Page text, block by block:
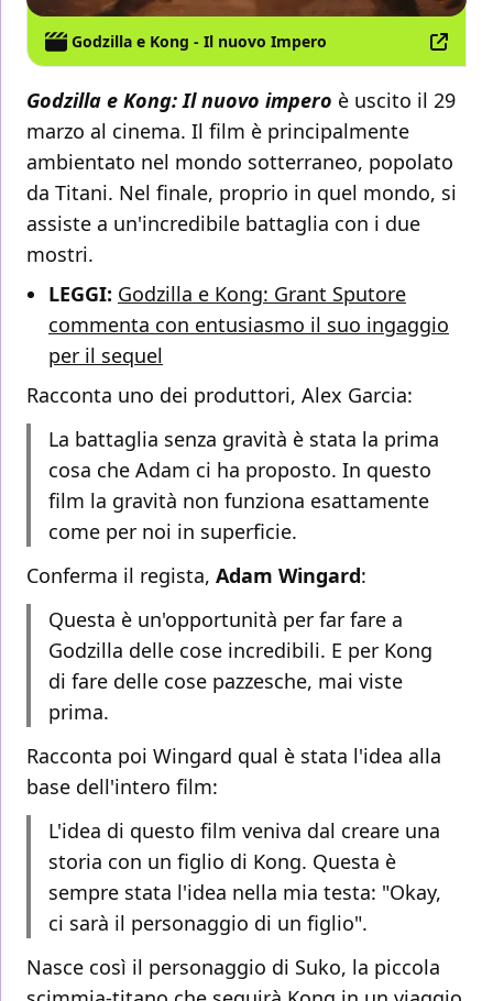
Godzilla e Kong - Il nuovo Impero
Godzilla e Kong: Il nuovo impero è uscito il 29
marzo al cinema. Il film è principalmente
ambientato nel mondo sotterraneo, popolato
da Titani. Nel finale, proprio in quel mondo, si
assiste a un'incredibile battaglia con i due
mostri.
LEGGI: Godzilla e Kong: Grant Sputore
commenta con entusiasmo il suo ingaggio
per il sequel
Racconta uno dei produttori, Alex Garcia:
La battaglia senza gravità è stata la prima
cosa che Adam ci ha proposto. In questo
film la gravità non funziona esattamente
come per noi in superficie.
Conferma il regista, Adam Wingard:
Questa è un'opportunità per far fare a
Godzilla delle cose incredibili. E per Kong
di fare delle cose pazzesche, mai viste
prima.
Racconta poi Wingard qual è stata l'idea alla
base dell'intero film:
L'idea di questo film veniva dal creare una
storia con un figlio di Kong. Questa è
sempre stata l'idea nella mia testa: "Okay,
ci sarà il personaggio di un figlio".
Nasce così il personaggio di Suko, la piccola